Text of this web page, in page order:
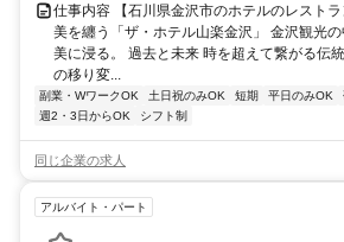
仕事内容 【石川県金沢市のホテルのレスト
美を纏う「ザ・ホテル山楽金沢」 金沢観光
美に浸る。 過去と未来 時を超えて繋がる伝
の移り変...
副業・WワークOK 土日祝のみOK 短期 平日のみOK
週2・3日からOK
シフト制
同じ企業の求人
アルバイト・パート